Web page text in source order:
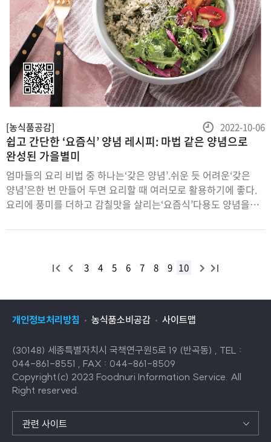
쉽고 간단한 ‘요즘식’ 양념 레시피: 마법 같은 양념으로
완성된 가을별미
엄마들의 요리 비법 중 하나는‘갖은 양념’.쉬운 듯 어려운‘갖은
양념’은한 번 만들어 두면 요리할 때 여러모로 활용하기에 좋다.
요리에 풍미를 더하고 감칠맛을 살리는‘요즘식’다용도 양념을
맛을 살려주는 양념 궁합한식의 양념은 식재료가 가진 고유의
[농식품공감]
등
록
2022-10-06
처
으
이
동
으
이
동
3 4 5 6 7 8 9 10
다
개인정보처리방침 농식품소비공감 사이트맵
(30148) 세종특별자치시 국책연구원5로 19 (반곡동) , TEL :
044-861-8551 , FAX : 044-861-8509
Copyright(c) 2023 Foodnuri Information Service. All
Right reserved.
관련 사이트